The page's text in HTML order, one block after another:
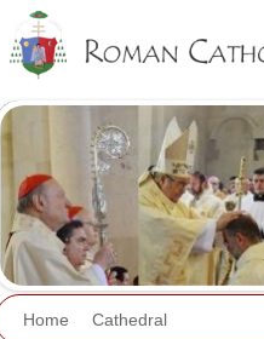
Home Cathedral